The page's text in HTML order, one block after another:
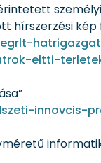
hírszerzési kép
eltti-
innovcis-